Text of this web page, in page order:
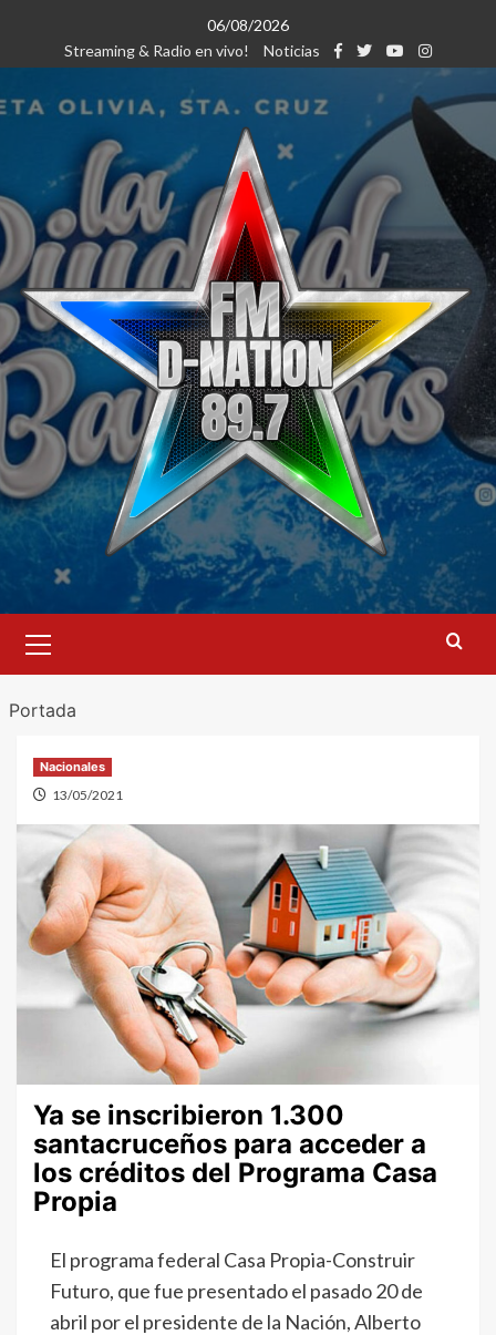
contenido
06/08/2026
Streaming & Radio en vivo!
Noticias
primario
Portada
Nacionales
13/05/2021
Ya se inscribieron 1.300
santacruceños para acceder a
los créditos del Programa Casa
Propia
El programa federal Casa Propia-Construir
Futuro, que fue presentado el pasado 20 de
abril por el presidente de la Nación, Alberto